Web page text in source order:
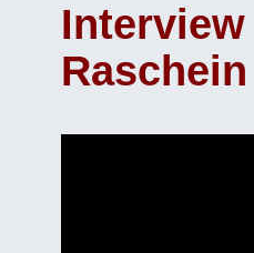
Raschein